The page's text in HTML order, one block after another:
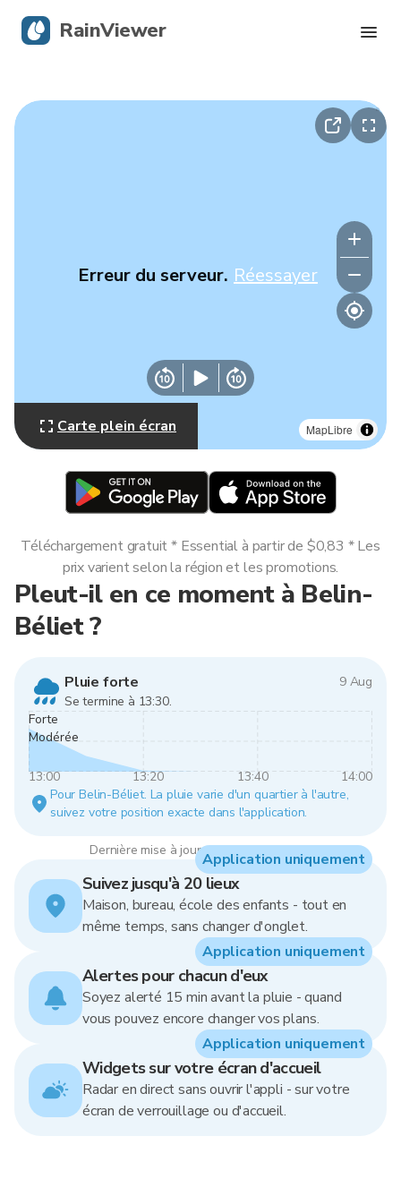
MapLibre
Erreur du serveur. Réessayer
Carte plein écran
Pleut-il en ce moment à Belin-
Béliet ?
Pluie forte
9 Aug
Se termine à 13:30.
Forte
Modérée
13:00 13:20 13:40
14:00
Pour Belin-Béliet. La pluie varie d'un quartier à l'autre,
suivez votre position exacte dans l'application.
Dernière mise à jour : 13:00, 9 Aug 2026
Téléchargement gratuit * Essential à partir de $0,83 * Les
prix varient selon la région et les promotions.
Suivez jusqu'à 20 lieux
Maison, bureau, école des enfants - tout en
même temps, sans changer d'onglet.
Application uniquement
Alertes pour chacun d'eux
Soyez alerté 15 min avant la pluie - quand
vous pouvez encore changer vos plans.
Application uniquement
Widgets sur votre écran d'accueil
Radar en direct sans ouvrir l'appli - sur votre
écran de verrouillage ou d'accueil.
Application uniquement
RainViewer